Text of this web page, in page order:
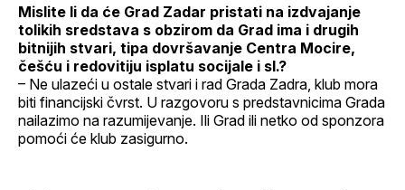
Mislite li da će Grad Zadar pristati na izdvajanje
tolikih sredstava s obzirom da Grad ima i drugih
bitnijih stvari, tipa dovršavanje Centra Mocire,
češću i redovitiju isplatu socijale i sl.?
– Ne ulazeći u ostale stvari i rad Grada Zadra, klub mora
biti financijski čvrst. U razgovoru s predstavnicima Grada
nailazimo na razumijevanje. Ili Grad ili netko od sponzora
pomoći će klub zasigurno.